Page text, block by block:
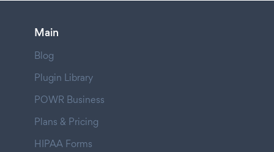
Main
Blog
Plugin Library
POWR Business
Plans & Pricing
HIPAA Forms